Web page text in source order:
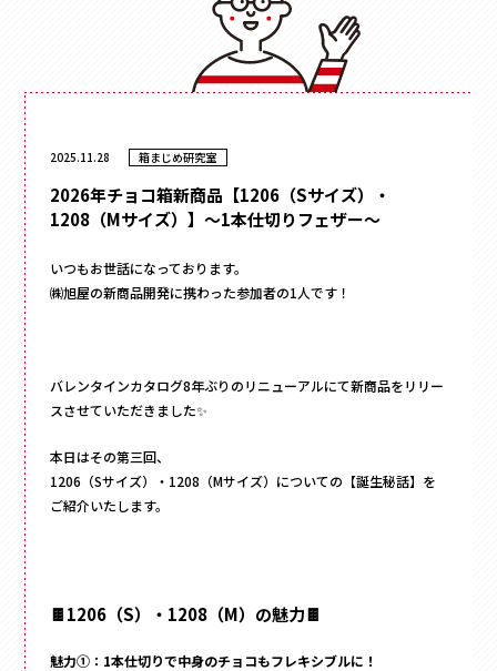
ジュエリー
雑貨
フラワー
ウェディング・ブライダル
ギフト
アクセサリー
コスメ
アパレル
食品
フルーツ
お酒
お茶
ステイショナリー
保管箱
ゲーム
フォト
陶器
メガネ
玩具
電子機器
キーボックス
その他
形状 で探す
角箱
インロー式
丁番型
マウント型
BOOK型
バック型
カゴ型
2段式
開くタイプ
のせふた式
材質
紙
サテン
レザー
合成
ベロア
スエード
クリアケース
プラスチック
木箱
お問い合わせ
会社概要
採用情報
tel.095-882-1230
メールでお問い合わせ
2025.11.28 箱まじめ研究室
いつもお世話になっております。
㈱旭屋の新商品開発に携わった参加者の1人です！
バレンタインカタログ8年ぶりのリニューアルにて新商品をリリー
スさせていただきました✨
本日はその第三回、
1206（Sサイズ）・1208（Mサイズ）についての【誕生秘話】を
ご紹介いたします。
🍫1206（S）・1208（M）の魅力🍫
魅力①：1本仕切りで中身のチョコもフレキシブルに！